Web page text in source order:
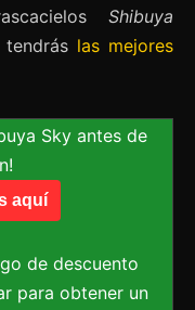
Shibuya
las mejores
Sky antes de
aquí
de descuento
para obtener un